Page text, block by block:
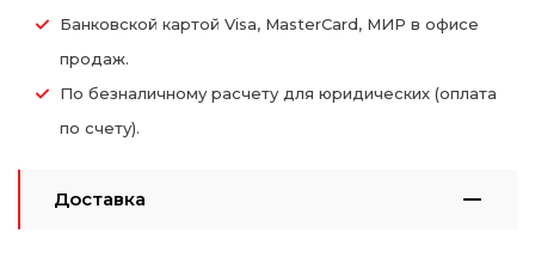
Банковской картой Visa, MasterCard, МИР в офисе
продаж.
По безналичному расчету для юридических (оплата
по счету).
Доставка